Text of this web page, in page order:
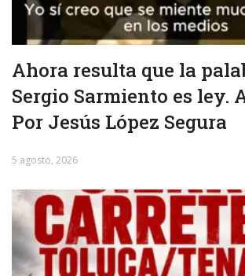
Ahora resulta que la
Sergio Sarmiento es ley.
Por Jesús López Segura
5 agosto, 2026